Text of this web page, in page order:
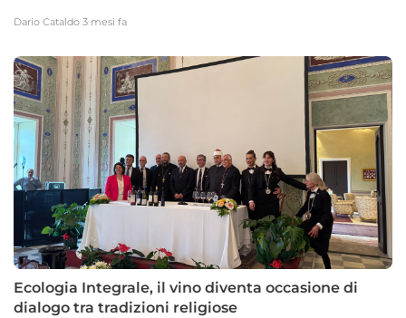
Dario Cataldo 3 mesi fa
Ecologia Integrale, il vino diventa occasione di
dialogo tra tradizioni religiose